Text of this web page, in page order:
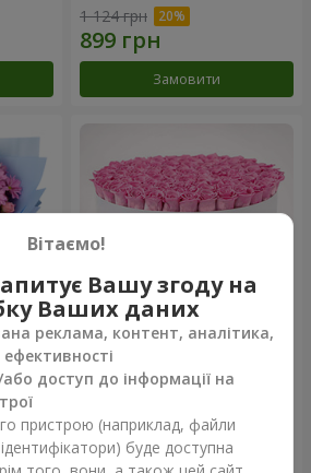
1 124 грн
Замовити
Квіти в коробці "101 рожева
троянда"
Замовити
Вітаємо!
Вашу згоду на
Ваших даних
реклама, контент, аналітика,
доступ до інформації на
пристрою (наприклад, файли
буде доступна